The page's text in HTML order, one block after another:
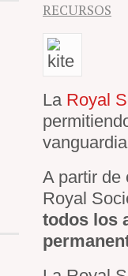
RECURSOS
LaRoyal
vanguardia
A partir de
Royal
todos los